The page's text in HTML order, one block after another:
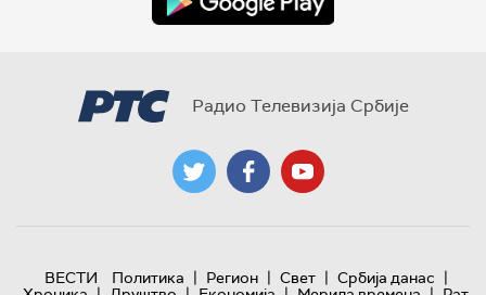
Радио Телевизија Србије
ВЕСТИ Политика | Регион | Свет | Србија данас |